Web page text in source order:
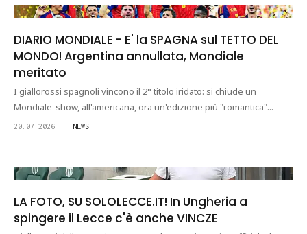
DIARIO MONDIALE - E' la SPAGNA sul TETTO DEL
MONDO! Argentina annullata, Mondiale
meritato
I giallorossi spagnoli vincono il 2° titolo iridato: si chiude un
Mondiale-show, all'americana, ora un'edizione più "romantica"...
20.07.2026 NEWS
LA FOTO, SU SOLOLECCE.IT! In Ungheria a
spingere il Lecce c'è anche VINCZE